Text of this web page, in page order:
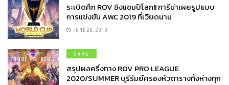
ระเบิดศึก ROV ชิงแชมป์โลก!! การีน่าเผยรูปแบบ
การแข่งขัน AWC 2019 ที่เวียดนาม
JUNE 26, 2019
GAME
สรุปผลครึ่งทาง ROV PRO LEAGUE
2020/SUMMER บุรีรัมย์ครองหัวตารางทิ้งห่างทุก